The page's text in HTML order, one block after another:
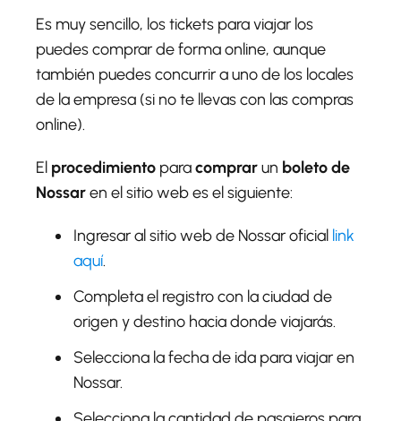
Es muy sencillo, los tickets para viajar los
puedes comprar de forma online, aunque
también puedes concurrir a uno de los locales
de la empresa (si no te llevas con las compras
online).
El procedimiento paracomprarun boleto de
Nossaren el sitio web es el siguiente:
Ingresar al sitio web de Nossar oficial link
aquí.
Completa el registro con la ciudad de
origen y destino hacia donde viajarás.
Selecciona la fecha de ida para viajar en
Nossar.